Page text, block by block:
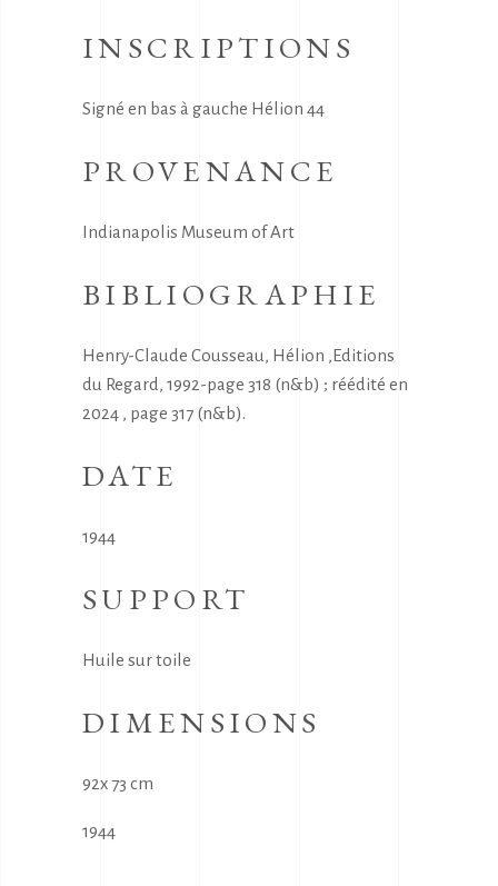
INSCRIPTIONS
Signé en bas à gauche Hélion 44
PROVENANCE
Indianapolis Museum of Art
BIBLIOGRAPHIE
Henry-Claude Cousseau, Hélion ,Editions
du Regard, 1992-page 318 (n&b) ; réédité en
2024 , page 317 (n&b).
DATE
1944
SUPPORT
Huile sur toile
DIMENSIONS
92x 73 cm
1944